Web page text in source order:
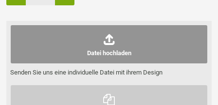
Datei hochladen
Senden Sie uns eine individuelle Datei mit ihrem Design